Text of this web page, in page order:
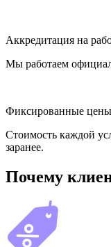
Аккредитация на
Мы работаем
Фиксированные цены
Стоимость каждой
заранее.
Почему